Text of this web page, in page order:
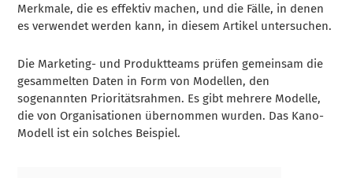
Merkmale, die es effektiv machen, und die Fälle, in denen
es verwendet werden kann, in diesem Artikel untersuchen.
Die Marketing- und Produktteams prüfen gemeinsam die
gesammelten Daten in Form von Modellen, den
sogenannten Prioritätsrahmen. Es gibt mehrere Modelle,
die von Organisationen übernommen wurden. Das Kano-
Modell ist ein solches Beispiel.